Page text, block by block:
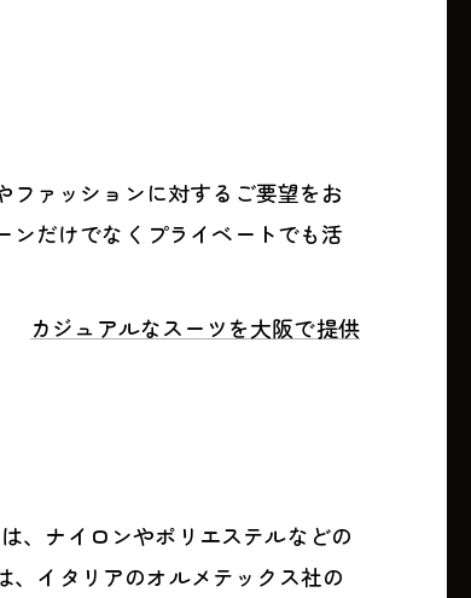
ァッションに対するご要望をお
だけでなくプライベートでも活
カジュアルなスーツを大阪で提供
、ナイロンやポリエステルなどの
イタリアのオルメテックス社の